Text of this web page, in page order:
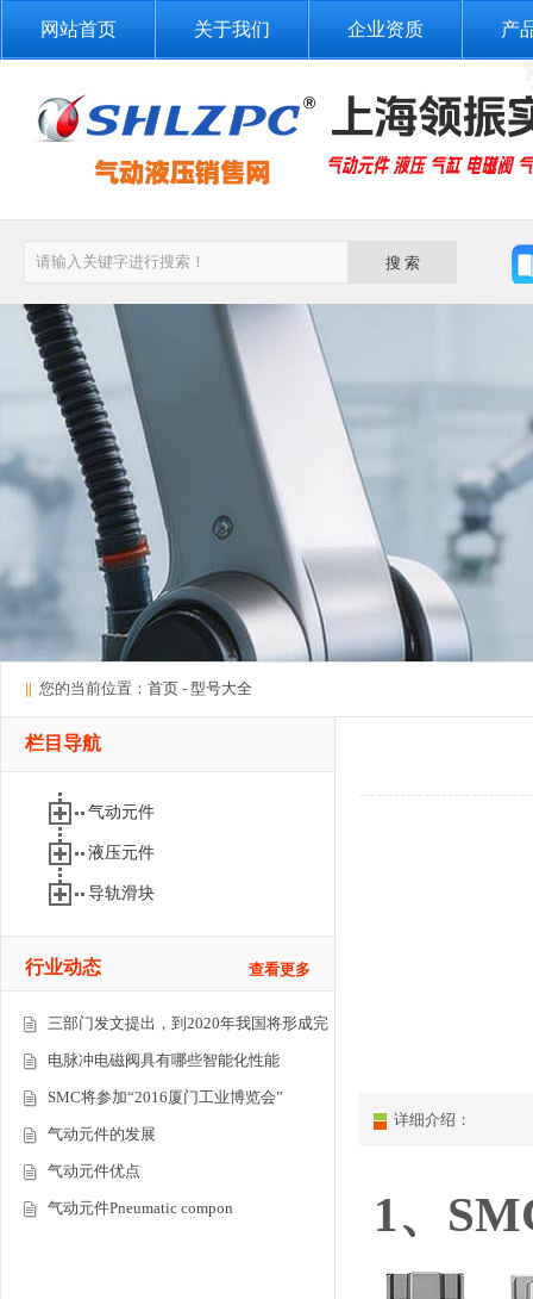
网站首页 关于我们 企业资质 产
|| 您的当前位置： 首页 - 型号大全
栏目导航
气动元件
液压元件
导轨滑块
行业动态 查看更多
三部门发文提出，到2020年我国将形成完
电脉冲电磁阀具有哪些智能化性能
SMC将参加“2016厦门工业博览会”
气动元件的发展
气动元件优点
气动元件Pneumatic compon
详细介绍：
1、